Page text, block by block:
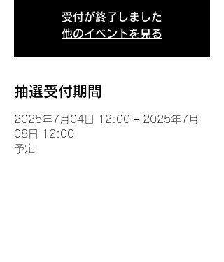
受付が終了しました
他のイベントを見る
抽選受付期間
2025年7月04日 12:00 – 2025年7月
08日 12:00
予定